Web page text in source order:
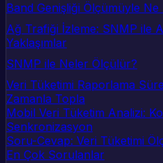
Band Genişliği Ölçümüyle Ne
Ağ Trafiği İzleme: SNMP ile
Yaklaşımlar
SNMP ile Neler Ölçülür?
Veri Tüketimi Raporlama
Zamanla Topla
Mobil Veri Tüketim Analizi:
Senkronizasyon
Soru-Cevap: Veri Tüketimi
En Çok Sorulanlar